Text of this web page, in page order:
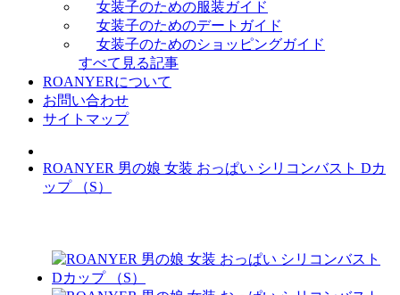
女装子のための服装ガイド
女装子のためのデートガイド
女装子のためのショッピングガイド
すべて見る記事
ROANYERについて
お問い合わせ
サイトマップ
ROANYER 男の娘 女装 おっぱい シリコンバスト Dカ
ップ （S）